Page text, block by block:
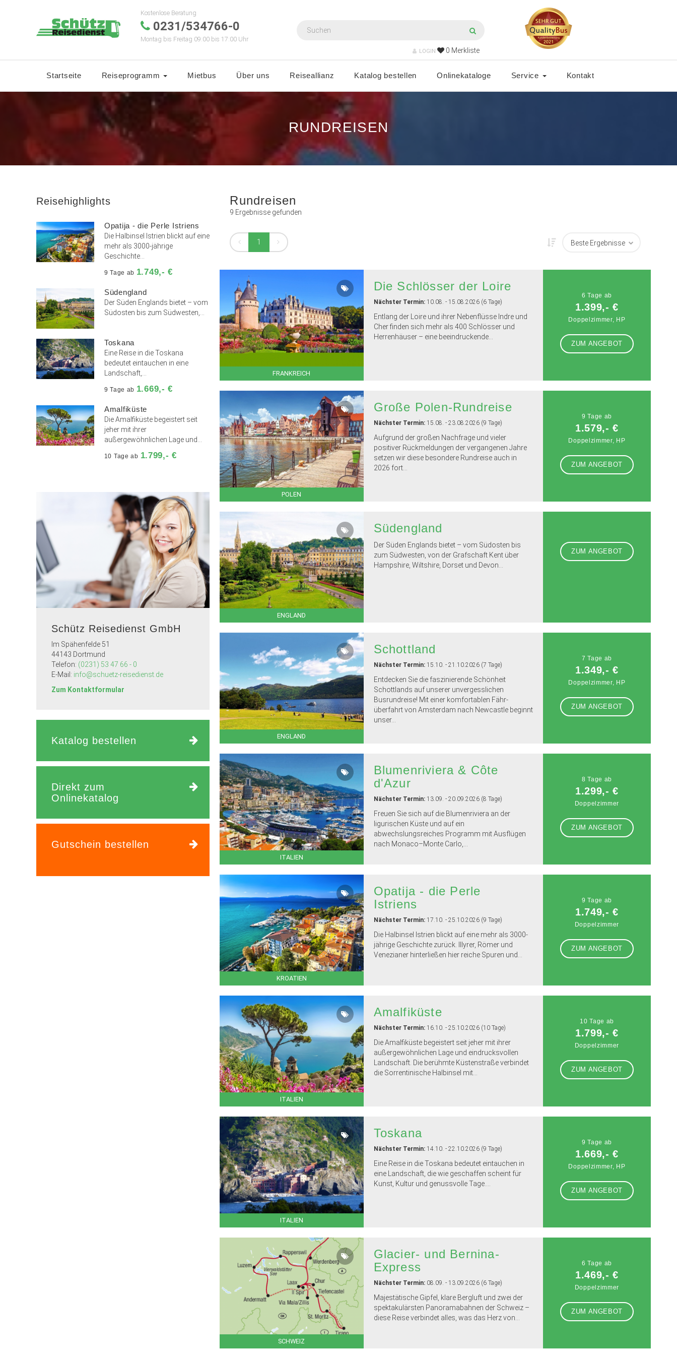
Kostenlose Beratung
0231/534766-0
Montag bis Freitag 09:00 bis 17:00 Uhr
LOGIN 0 Merkliste
Startseite Reiseprogramm Mietbus Über uns Reiseallianz Katalog bestellen Onlinekataloge Service Kontakt
RUNDREISEN
Reisehighlights
Opatija - die Perle Istriens
Die Halbinsel Istrien blickt auf eine
mehr als 3000-jährige
Geschichte...
9 Tage ab 1.749,- €
Südengland
Der Süden Englands bietet – vom
Südosten bis zum Südwesten,...
Toskana
Eine Reise in die Toskana
bedeutet eintauchen in eine
Landschaft,...
9 Tage ab 1.669,- €
Amalfiküste
Die Amalfiküste begeistert seit
jeher mit ihrer
außergewöhnlichen Lage und...
10 Tage ab 1.799,- €
Schütz Reisedienst GmbH
Im Spähenfelde 51
44143 Dortmund
Telefon: (0231) 53 47 66 - 0
E-Mail: info@schuetz-reisedienst.de
Zum Kontaktformular
Katalog bestellen
Direkt zum
Onlinekatalog
Gutschein bestellen
Rundreisen
9 Ergebnisse gefunden
1
FRANKREICH
Die Schlösser der Loire
Nächster Termin: 10.08. - 15.08.2026 (6 Tage)
Entlang der Loire und ihrer Nebenflüsse Indre und
Cher finden sich mehr als 400 Schlösser und
Herrenhäuser – eine beeindruckende...
6 Tage ab
1.399,- €
Doppelzimmer, HP
ZUM ANGEBOT
POLEN
Große Polen-Rundreise
Nächster Termin: 15.08. - 23.08.2026 (9 Tage)
Aufgrund der großen Nachfrage und vieler
positiver Rückmeldungen der vergangenen Jahre
setzen wir diese besondere Rundreise auch in
2026 fort...
9 Tage ab
1.579,- €
Doppelzimmer, HP
ZUM ANGEBOT
ENGLAND
Südengland
Der Süden Englands bietet – vom Südosten bis
zum Südwesten, von der Grafschaft Kent über
Hampshire, Wiltshire, Dorset und Devon...
ZUM ANGEBOT
ENGLAND
Schottland
Nächster Termin: 15.10. - 21.10.2026 (7 Tage)
Entdecken Sie die faszinierende Schönheit
Schottlands auf unserer unvergesslichen
Busrundreise! Mit einer komfortablen Fähr-
überfahrt von Amsterdam nach Newcastle beginnt
unser...
7 Tage ab
1.349,- €
Doppelzimmer, HP
ZUM ANGEBOT
ITALIEN
Blumenriviera & Côte
d'Azur
Nächster Termin: 13.09. - 20.09.2026 (8 Tage)
Freuen Sie sich auf die Blumenriviera an der
ligurischen Küste und auf ein
abwechslungsreiches Programm mit Ausflügen
nach Monaco–Monte Carlo,...
8 Tage ab
1.299,- €
Doppelzimmer
ZUM ANGEBOT
KROATIEN
Opatija - die Perle
Istriens
Nächster Termin: 17.10. - 25.10.2026 (9 Tage)
Die Halbinsel Istrien blickt auf eine mehr als 3000-
jährige Geschichte zurück. Illyrer, Römer und
Venezianer hinterließen hier reiche Spuren und...
9 Tage ab
1.749,- €
Doppelzimmer
ZUM ANGEBOT
ITALIEN
Amalfiküste
Nächster Termin: 16.10. - 25.10.2026 (10 Tage)
Die Amalfiküste begeistert seit jeher mit ihrer
außergewöhnlichen Lage und eindrucksvollen
Landschaft. Die berühmte Küstenstraße verbindet
die Sorrentinische Halbinsel mit...
10 Tage ab
1.799,- €
Doppelzimmer
ZUM ANGEBOT
ITALIEN
Toskana
Nächster Termin: 14.10. - 22.10.2026 (9 Tage)
Eine Reise in die Toskana bedeutet eintauchen in
eine Landschaft, die wie geschaffen scheint für
Kunst, Kultur und genussvolle Tage....
9 Tage ab
1.669,- €
Doppelzimmer, HP
ZUM ANGEBOT
SCHWEIZ
Glacier- und Bernina-
Express
Nächster Termin: 08.09. - 13.09.2026 (6 Tage)
Majestätische Gipfel, klare Bergluft und zwei der
spektakulärsten Panoramabahnen der Schweiz –
diese Reise verbindet alles, was das Herz von...
6 Tage ab
1.469,- €
Doppelzimmer
ZUM ANGEBOT